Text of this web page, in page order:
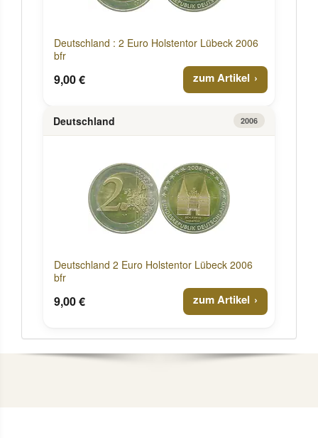
Deutschland : 2 Euro Holstentor Lübeck 2006
bfr
9,00 € zum Artikel
Deutschland 2006
Deutschland 2 Euro Holstentor Lübeck 2006
bfr
9,00 € zum Artikel